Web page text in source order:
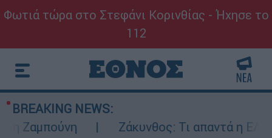
Φωτιά τώρα στο Στεφάνι Κορινθίας - Ήχησε το
112
BREAKING NEWS:
Ζάκυνθος: Τι απαντά η ΕΛΑΣ